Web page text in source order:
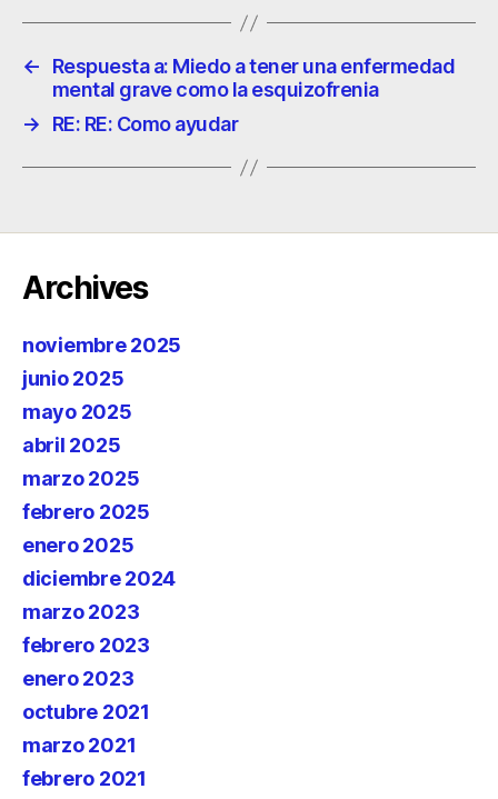
←
Respuesta a: Miedo a tener una enfermedad
mental grave como la esquizofrenia
→
RE: RE: Como ayudar
Archives
noviembre 2025
junio 2025
mayo 2025
abril 2025
marzo 2025
febrero 2025
enero 2025
diciembre 2024
marzo 2023
febrero 2023
enero 2023
octubre 2021
marzo 2021
febrero 2021